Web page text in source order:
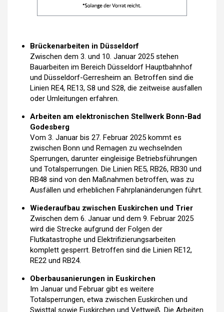
Brückenarbeiten in Düsseldorf
Zwischen dem 3. und 10. Januar 2025 stehen
Bauarbeiten im Bereich Düsseldorf Hauptbahnhof
und Düsseldorf-Gerresheim an. Betroffen sind die
Linien RE4, RE13, S8 und S28, die zeitweise ausfallen
oder Umleitungen erfahren.
Arbeiten am elektronischen Stellwerk Bonn-Bad
Godesberg
Vom 3. Januar bis 27. Februar 2025 kommt es
zwischen Bonn und Remagen zu wechselnden
Sperrungen, darunter eingleisige Betriebsführungen
und Totalsperrungen. Die Linien RE5, RB26, RB30 und
RB48 sind von den Maßnahmen betroffen, was zu
Ausfällen und erheblichen Fahrplanänderungen führt.
Wiederaufbau zwischen Euskirchen und Trier
Zwischen dem 6. Januar und dem 9. Februar 2025
wird die Strecke aufgrund der Folgen der
Flutkatastrophe und Elektrifizierungsarbeiten
komplett gesperrt. Betroffen sind die Linien RE12,
RE22 und RB24.
Oberbausanierungen in Euskirchen
Im Januar und Februar gibt es weitere
Totalsperrungen, etwa zwischen Euskirchen und
Swisttal sowie Euskirchen und Vettweiß. Die Arbeiten